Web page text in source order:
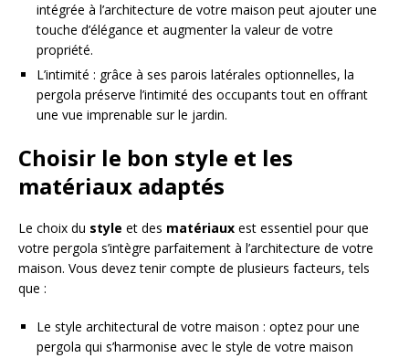
intégrée à l’architecture de votre maison peut ajouter une
touche d’élégance et augmenter la valeur de votre
propriété.
L’intimité : grâce à ses parois latérales optionnelles, la
pergola préserve l’intimité des occupants tout en offrant
une vue imprenable sur le jardin.
Choisir le bon style et les
matériaux adaptés
Le choix du style et des matériaux est essentiel pour que
votre pergola s’intègre parfaitement à l’architecture de votre
maison. Vous devez tenir compte de plusieurs facteurs, tels
que :
Le style architectural de votre maison : optez pour une
pergola qui s’harmonise avec le style de votre maison